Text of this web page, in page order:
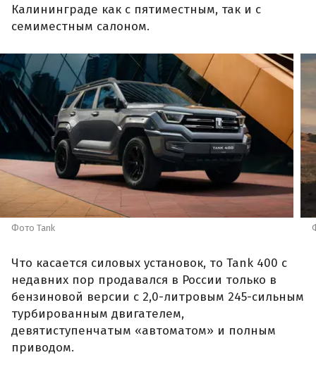
Калининграде как с пятиместным, так и с
семиместным салоном.
Фото Tank
Что касается силовых установок, то Tank 400 с
недавних пор продавался в России только в
бензиновой версии с 2,0-литровым 245-сильным
турбированным двигателем,
девятиступенчатым «автоматом» и полным
приводом.